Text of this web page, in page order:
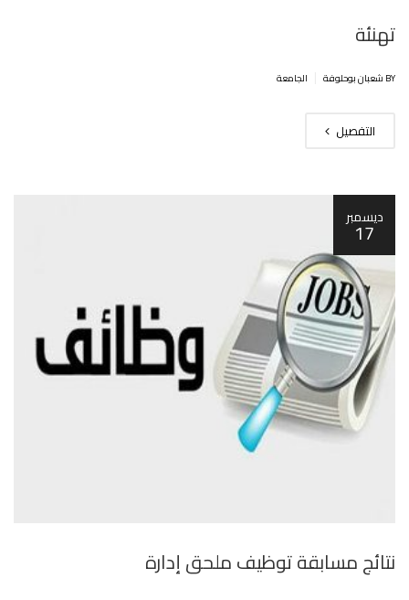
تهنئة
BY شعبان بوحلوفة الجامعة
التفصيل
ديسمبر
17
نتائج مسابقة توظيف ملحق إدارة